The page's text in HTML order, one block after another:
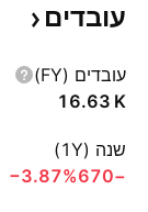
עובדים
עובדים (FY)
‪16.63 K‬
שנה (1Y)
−670
‪−3.87%‬